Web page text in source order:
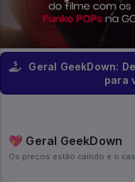
Geral GeekDown:
para
💖 Geral GeekDown
Os preços estão caindo e o